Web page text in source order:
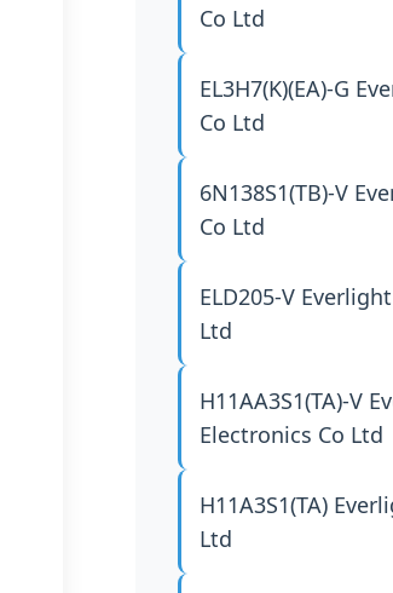
Co Ltd
EL3H7(K)(EA)-G
Co Ltd
6N138S1(TB)-V
Co Ltd
ELD205-V
Ltd
H11AA3S1(TA)-V
Electronics Co Ltd
H11A3S1(TA)
Ltd